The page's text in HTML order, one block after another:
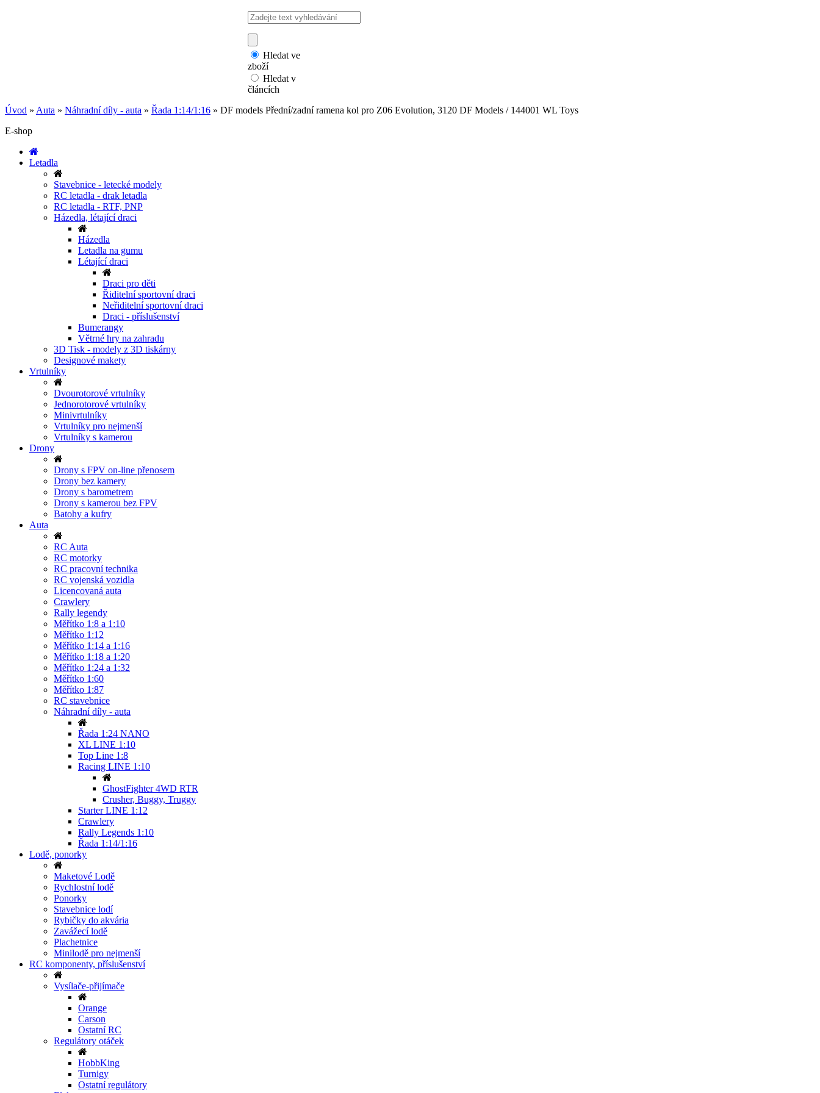
Hledat ve
zboží
Hledat v
článcích
Úvod » Auta » Náhradní díly - auta » Řada 1:14/1:16 » DF models Přední/zadní ramena kol pro Z06 Evolution, 3120 DF Models / 144001 WL Toys
E-shop
Letadla
Stavebnice - letecké modely
RC letadla - drak letadla
RC letadla - RTF, PNP
Házedla, létající draci
Házedla
Letadla na gumu
Létající draci
Draci pro děti
Řiditelní sportovní draci
Neřiditelní sportovní draci
Draci - příslušenství
Bumerangy
Větrné hry na zahradu
3D Tisk - modely z 3D tiskárny
Designové makety
Vrtulníky
Dvourotorové vrtulníky
Jednorotorové vrtulníky
Minivrtulníky
Vrtulníky pro nejmenší
Vrtulníky s kamerou
Drony
Drony s FPV on-line přenosem
Drony bez kamery
Drony s barometrem
Drony s kamerou bez FPV
Batohy a kufry
Auta
RC Auta
RC motorky
RC pracovní technika
RC vojenská vozidla
Licencovaná auta
Crawlery
Rally legendy
Měřítko 1:8 a 1:10
Měřítko 1:12
Měřítko 1:14 a 1:16
Měřítko 1:18 a 1:20
Měřítko 1:24 a 1:32
Měřítko 1:60
Měřítko 1:87
RC stavebnice
Náhradní díly - auta
Řada 1:24 NANO
XL LINE 1:10
Top Line 1:8
Racing LINE 1:10
GhostFighter 4WD RTR
Crusher, Buggy, Truggy
Starter LINE 1:12
Crawlery
Rally Legends 1:10
Řada 1:14/1:16
Lodě, ponorky
Maketové Lodě
Rychlostní lodě
Ponorky
Stavebnice lodí
Rybičky do akvária
Zavážecí lodě
Plachetnice
Minilodě pro nejmenší
RC komponenty, příslušenství
Vysílače-přijímače
Orange
Carson
Ostatní RC
Regulátory otáček
HobbKing
Turnigy
Ostatní regulátory